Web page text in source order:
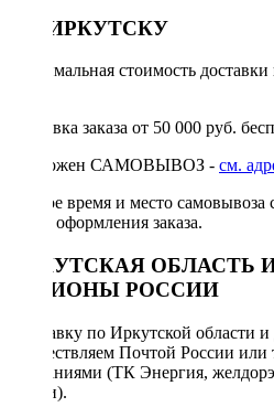
ПО ИРКУТСКУ
Минимальная стоимость
Доставка заказа от 50 000 руб.
Возможен САМОВЫВОЗ - см.
Точное время и место самовывоза
после оформления заказа.
ИРКУТСКАЯ ОБЛАСТЬ
РЕГИОНЫ РОССИИ
Отправку по Иркутской области
осуществляем Почтой России
компаниями (ТК Энергия,
линии).